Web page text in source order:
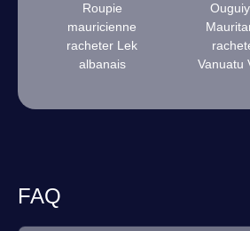
Roupie
mauricienne
racheter Lek
albanais
Vanuatu
FAQ